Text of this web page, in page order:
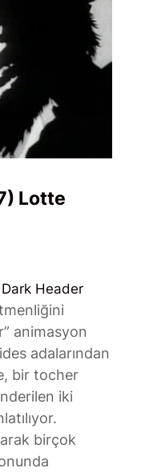
Lotte
Dark Header
animasyon
adalarından
bir tocher
iki
birçok